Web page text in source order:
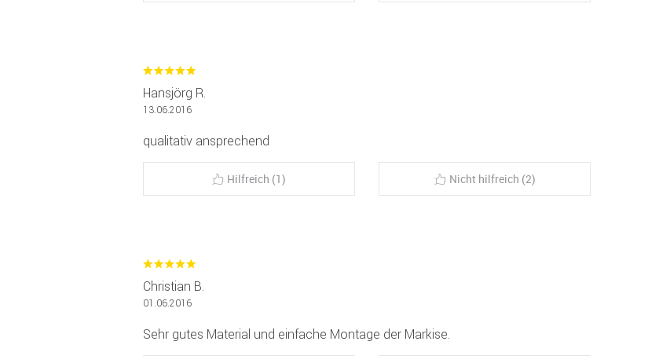
Hansjörg R.
13.06.2016
qualitativ ansprechend
Hilfreich (1) Nicht hilfreich (2)
Christian B.
01.06.2016
Sehr gutes Material und einfache Montage der Markise.